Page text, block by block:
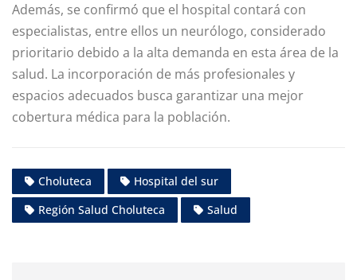
Además, se confirmó que el hospital contará con
especialistas, entre ellos un neurólogo, considerado
prioritario debido a la alta demanda en esta área de la
salud. La incorporación de más profesionales y
espacios adecuados busca garantizar una mejor
cobertura médica para la población.
Choluteca
Hospital del sur
Región Salud Choluteca
Salud